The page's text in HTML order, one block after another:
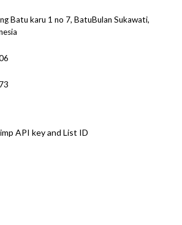
Batu karu 1 no 7, BatuBulan Sukawati,
API key and List ID